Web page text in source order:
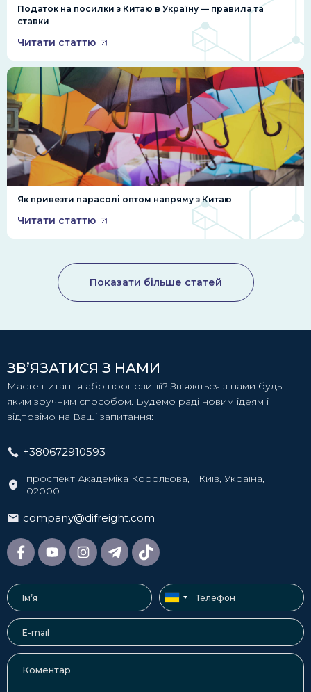
Податок на посилки з Китаю в Україну — правила та
ставки
Читати статтю
Як привезти парасолі оптом напряму з Китаю
Читати статтю
Показати більше статей
ЗВ’ЯЗАТИСЯ З НАМИ
Маєте питання або пропозиції? Зв’яжіться з нами будь-
яким зручним способом. Будемо раді новим ідеям і
відповімо на Ваші запитання:
+380672910593
проспект Академіка Корольова, 1 Київ, Україна,
02000
company@difreight.com